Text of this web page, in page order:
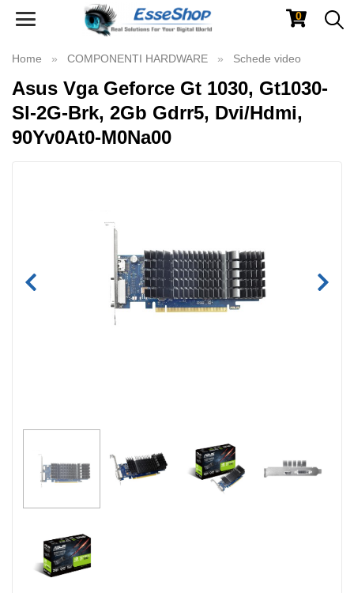
Toggle
0
Home COMPONENTI HARDWARE Schede video
Asus Vga Geforce Gt 1030, Gt1030-
Sl-2G-Brk, 2Gb Gdrr5, Dvi/Hdmi,
90Yv0At0-M0Na00